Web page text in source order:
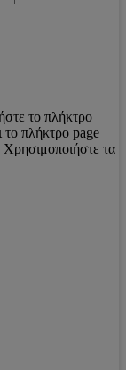
το πλήκτρο
το πλήκτρο page
Χρησιμοποιήστε τα